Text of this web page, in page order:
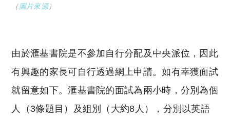
（圖片來源）
由於滙基書院是不參加自行分配及中央派位，因此
有興趣的家長可自行透過網上申請。如有幸獲面試
就留意如下。滙基書院的面試為兩小時，分別為個
人（3條題目）及組別（大約8人），分別以英語